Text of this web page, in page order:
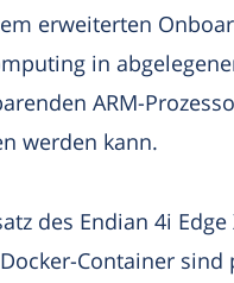
erweiterten
in
ARM-
werden kann.
des Endian 4i
Container